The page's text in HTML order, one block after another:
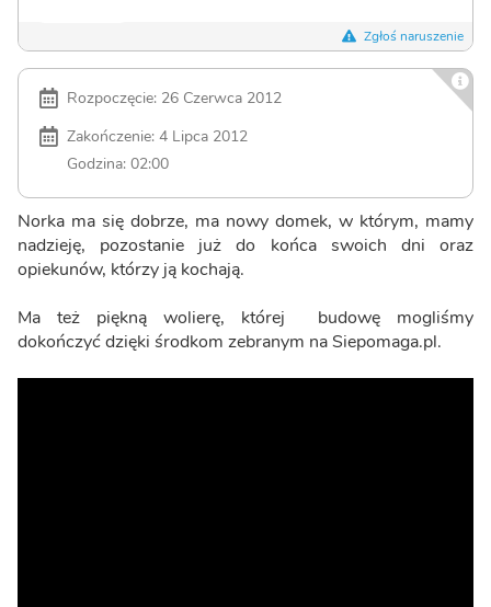
Zgłoś naruszenie
Rozpoczęcie: 26 Czerwca 2012
Zakończenie: 4 Lipca 2012
Godzina: 02:00
Norka ma się dobrze, ma nowy domek, w którym, mamy
nadzieję, pozostanie już do końca swoich dni oraz
opiekunów, którzy ją kochają.
Ma też piękną wolierę, której budowę mogliśmy
dokończyć dzięki środkom zebranym na Siepomaga.pl.